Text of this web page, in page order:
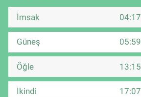
İmsak 04:17
Güneş 05:59
Öğle 13:15
İkindi 17:07